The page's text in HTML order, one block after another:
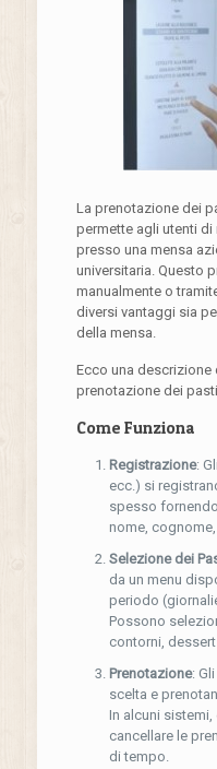
La prenotazione dei
permette agli utenti
presso una mensa
universitaria. Questo
manualmente o
diversi vantaggi sia
della mensa.
Ecco una
prenotazione dei
Come Funziona
Registrazione:
ecc.) si
spesso
nome,
Selezione dei
da un menu
periodo
Possono
contorni, dessert
Prenotazione:
scelta e
In alcuni
cancellare le
di tempo.